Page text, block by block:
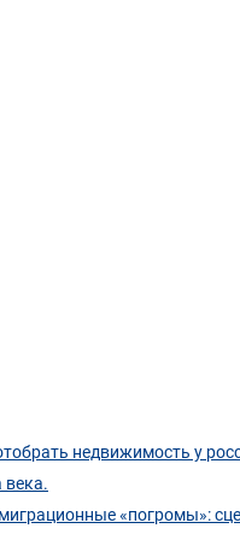
недвижимость у
века.
«погромы»: